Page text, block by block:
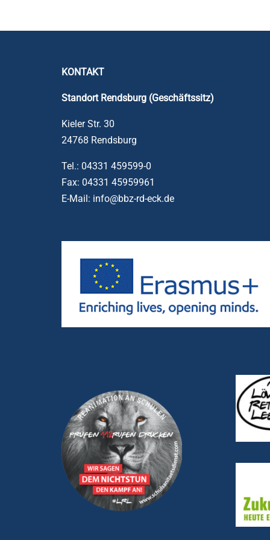
KONTAKT
Standort Rendsburg (Geschäftssitz)
Kieler Str. 30
24768 Rendsburg
Tel.: 04331 459599-0
Fax: 04331 45959961
E-Mail: info@bbz-rd-eck.de